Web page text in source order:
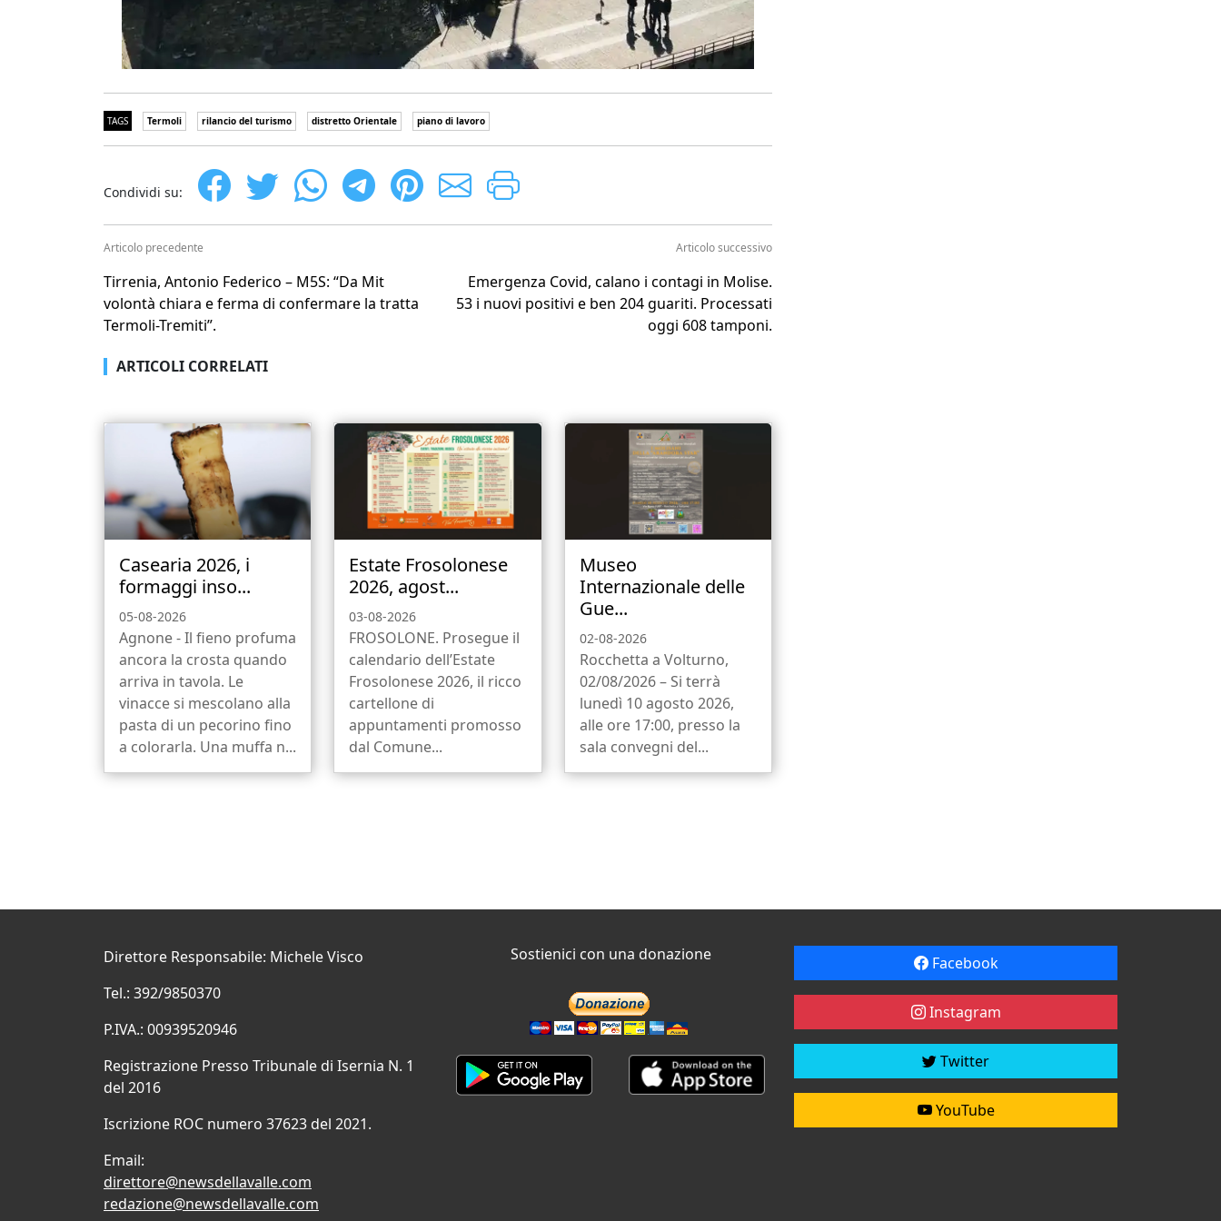
TAGS Termoli rilancio del turismo distretto Orientale piano di lavoro
Condividi su:
Articolo precedente
Tirrenia, Antonio Federico – M5S: “Da Mit
volontà chiara e ferma di confermare la tratta
Termoli-Tremiti”.
Articolo successivo
Emergenza Covid, calano i contagi in Molise.
53 i nuovi positivi e ben 204 guariti. Processati
oggi 608 tamponi.
ARTICOLI CORRELATI
Casearia 2026, i
formaggi inso...
05-08-2026
Agnone - Il fieno profuma
ancora la crosta quando
arriva in tavola. Le
vinacce si mescolano alla
pasta di un pecorino fino
a colorarla. Una muffa n...
Estate Frosolonese
2026, agost...
03-08-2026
FROSOLONE. Prosegue il
calendario dell’Estate
Frosolonese 2026, il ricco
cartellone di
appuntamenti promosso
dal Comune...
Museo
Internazionale delle
Gue...
02-08-2026
Rocchetta a Volturno,
02/08/2026 – Si terrà
lunedì 10 agosto 2026,
alle ore 17:00, presso la
sala convegni del...
Direttore Responsabile: Michele Visco
Tel.: 392/9850370
P.IVA.: 00939520946
Registrazione Presso Tribunale di Isernia N. 1
del 2016
Iscrizione ROC numero 37623 del 2021.
Email:
direttore@newsdellavalle.com
redazione@newsdellavalle.com
Sostienici con una donazione Facebook
Instagram
Twitter
YouTube